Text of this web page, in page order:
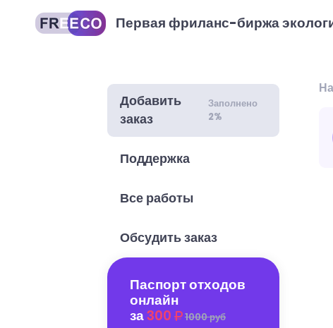
Первая фриланс-биржа
Добавить
заказ
Заполнено
2%
Поддержка
Все работы
Обсудить заказ
Паспорт отходов
онлайн
за300 1000 руб